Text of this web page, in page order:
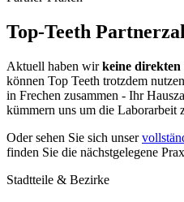
Top-Teeth
Aktuell haben wirkeine
können Top Teeth trotzdem
in Frechen zusammen - Ihr
kümmern uns um die Laborarbeit
Oder sehen Sie sich unser
finden Sie die nächstgelegene
Stadtteile & Bezirke